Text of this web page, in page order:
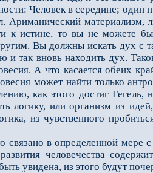
Человек в середине; один
Ариманический материализм,
к истине, то вы не можете
Вы должны искать дух с
так вновь находить дух.
А что касается обеих
может найти только
как этого достиг
логику, или организм из
из чувственного
в определенной мере
человечества
увидена, из этого будут